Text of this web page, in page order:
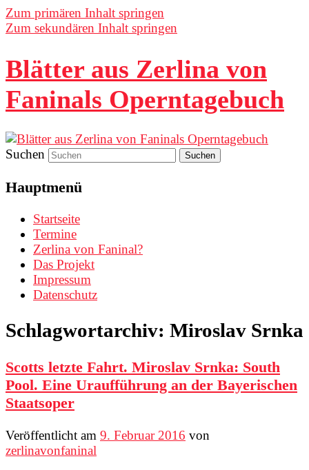
Zum primären Inhalt springen
Zum sekundären Inhalt springen
Blätter aus Zerlina von
Faninals Operntagebuch
Suchen
Hauptmenü
Startseite
Termine
Zerlina von Faninal?
Das Projekt
Impressum
Datenschutz
Schlagwortarchiv: Miroslav Srnka
Scotts letzte Fahrt. Miroslav Srnka: South
Pool. Eine Uraufführung an der Bayerischen
Staatsoper
Veröffentlicht am 9. Februar 2016 von
zerlinavonfaninal